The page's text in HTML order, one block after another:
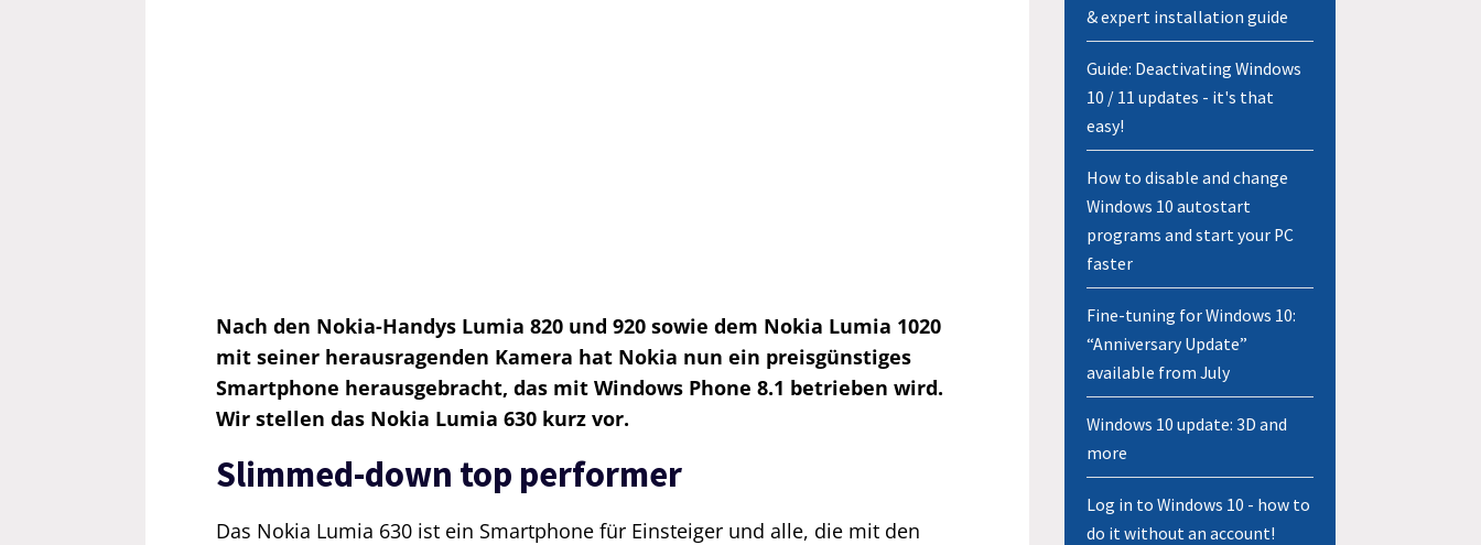
Nach den Nokia-Handys Lumia 820 und 920 sowie dem Nokia Lumia 1020
mit seiner herausragenden Kamera hat Nokia nun ein preisgünstiges
Smartphone herausgebracht, das mit Windows Phone 8.1 betrieben wird.
Wir stellen das Nokia Lumia 630 kurz vor.
Slimmed-down top performer
Das Nokia Lumia 630 ist ein Smartphone für Einsteiger und alle, die mit den
& expert installation guide
Guide: Deactivating Windows
10 / 11 updates - it's that
easy!
How to disable and change
Windows 10 autostart
programs and start your PC
faster
Fine-tuning for Windows 10:
“Anniversary Update”
available from July
Windows 10 update: 3D and
more
Log in to Windows 10 - how to
do it without an account!